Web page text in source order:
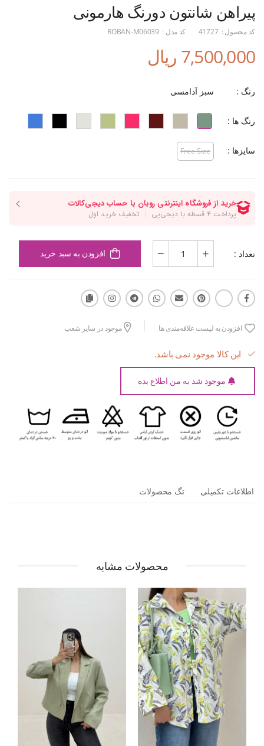
پیراهن شانتون دورنگ هارمونی
کد محصول : 41727 کد مدل : ROBAN-M06039
7,500,000 ریال
رنگ : سبز آدامسی
رنگ ها :
سایزها : Free Size
تعداد : افزودن به سبد خرید
افزودن به لیست علاقه‌مندی ها موجود در سایر شعب
این کالا موجود نمی باشد.
موجود شد به من اطلاع بده
اطلاعات تکمیلی تگ محصولات
محصولات مشابه